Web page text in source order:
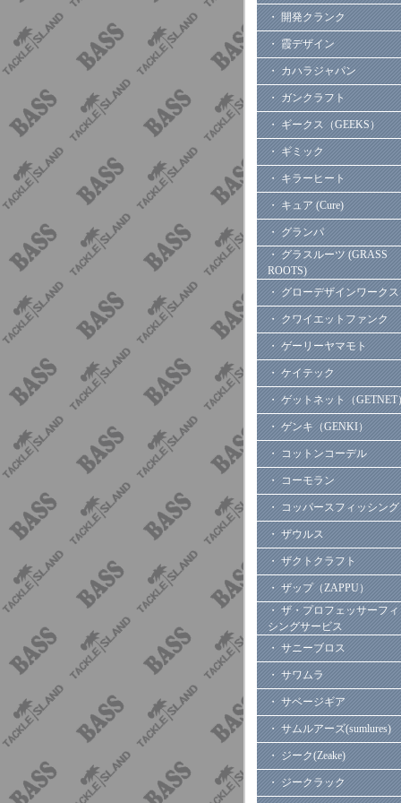
・ 開発クランク
・ 霞デザイン
・ カハラジャパン
・ ガンクラフト
・ ギークス（GEEKS）
・ ギミック
・ キラーヒート
・ キュア (Cure)
・ グランパ
・ グラスルーツ (GRASS
ROOTS)
・ グローデザインワークス
・ クワイエットファンク
・ ゲーリーヤマモト
・ ケイテック
・ ゲットネット（GETNET
・ ゲンキ（GENKI）
・ コットンコーデル
・ コーモラン
・ コッパースフィッシング
・ ザウルス
・ ザクトクラフト
・ ザップ（ZAPPU）
・ ザ・プロフェッサーフ
シングサービス
・ サニーブロス
・ サワムラ
・ サベージギア
・ サムルアーズ(sumlures)
・ ジーク(Zeake)
・ ジークラック